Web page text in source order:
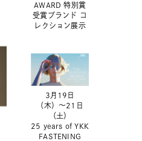
AWARD 特別賞
受賞ブランド コ
レクション展示
3月19日
（木）〜21日
（土）
25 years of YKK
FASTENING